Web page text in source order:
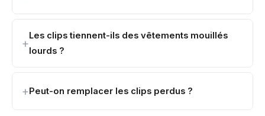
Les clips tiennent-ils des vêtements mouillés
lourds ?
Peut-on remplacer les clips perdus ?